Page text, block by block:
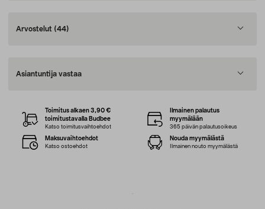
Arvostelut (44)
Asiantuntija vastaa
Toimitus alkaen 3,90 €
toimitustavalla Budbee
Katso toimitusvaihtoehdot
Ilmainen palautus
myymälään
365 päivän palautusoikeus
Maksuvaihtoehdot
Katso ostoehdot
Nouda myymälästä
Ilmainen nouto myymälästä